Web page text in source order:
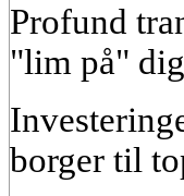
Profund
"lim på"
borger til